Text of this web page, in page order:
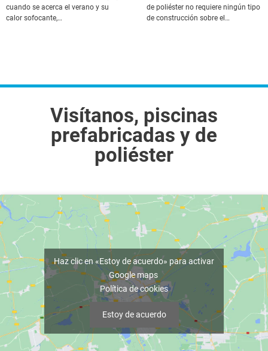
cuando se acerca el verano y su
calor sofocante,…
de poliéster no requiere ningún tipo
de construcción sobre el…
Visítanos, piscinas
prefabricadas y de
poliéster
Haz clic en «Estoy de acuerdo» para activar
Google maps
Política de cookies
Estoy de acuerdo